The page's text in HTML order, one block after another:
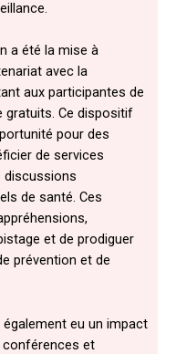
a été la mise à
avec la
aux participantes de
gratuits. Ce dispositif
pour des
de services
discussions
de santé. Ces
et de prodiguer
prévention et de
eu un impact
et